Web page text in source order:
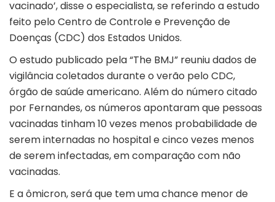
vacinado’, disse o especialista, se referindo a estudo
feito pelo Centro de Controle e Prevenção de
Doenças (CDC) dos Estados Unidos.
O estudo publicado pela “The BMJ” reuniu dados de
vigilância coletados durante o verão pelo CDC,
órgão de saúde americano. Além do número citado
por Fernandes, os números apontaram que pessoas
vacinadas tinham 10 vezes menos probabilidade de
serem internadas no hospital e cinco vezes menos
de serem infectadas, em comparação com não
vacinadas.
E a ômicron, será que tem uma chance menor de